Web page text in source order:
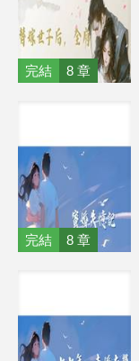
完結 8 章
完結 8 章